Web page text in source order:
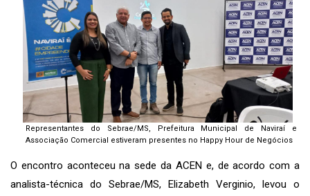
Representantes do Sebrae/MS, Prefeitura Municipal de Naviraí e
Associação Comercial estiveram presentes no Happy Hour de Negócios
O encontro aconteceu na sede da ACEN e, de acordo com a
analista-técnica do Sebrae/MS, Elizabeth Verginio, levou o